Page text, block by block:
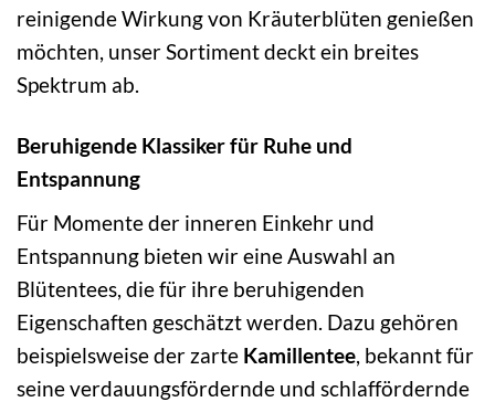
reinigende Wirkung von Kräuterblüten genießen
möchten, unser Sortiment deckt ein breites
Spektrum ab.
Beruhigende Klassiker für Ruhe und
Entspannung
Für Momente der inneren Einkehr und
Entspannung bieten wir eine Auswahl an
Blütentees, die für ihre beruhigenden
Eigenschaften geschätzt werden. Dazu gehören
beispielsweise der zarte Kamillentee, bekannt für
seine verdauungsfördernde und schlaffördernde